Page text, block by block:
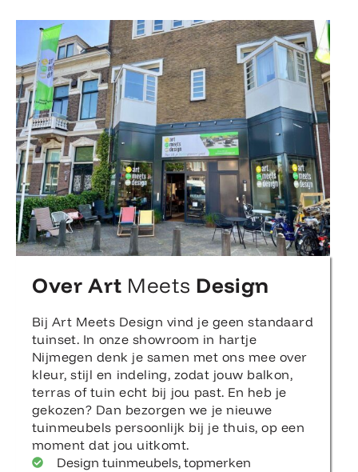
Over Art Meets Design
Bij Art Meets Design vind je geen standaard
tuinset. In onze showroom in hartje
Nijmegen denk je samen met ons mee over
kleur, stijl en indeling, zodat jouw balkon,
terras of tuin echt bij jou past. En heb je
gekozen? Dan bezorgen we je nieuwe
tuinmeubels persoonlijk bij je thuis, op een
moment dat jou uitkomt.
Design tuinmeubels, topmerken